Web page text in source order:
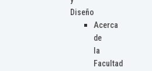
Diseño
Acerca
de
la
Facultad